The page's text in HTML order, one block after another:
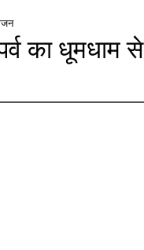
का धूमधाम से